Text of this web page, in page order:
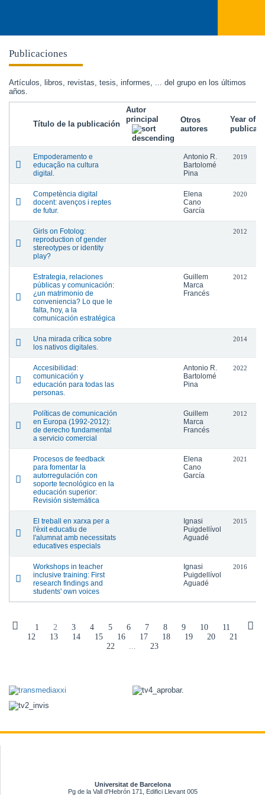
Publicaciones
Artículos, libros, revistas, tesis, informes, ... del grupo en los últimos
años.
Título de la publicación
Autor
principal
Otros
autores
Year of
Empoderamento e
educação na cultura
digital.
Antonio R.
Bartolomé
Pina
2019
Competència digital
docent: avenços i reptes
de futur.
Elena
Cano
García
2020
Girls on Fotolog:
reproduction of gender
stereotypes or identity
play?
2012
Estrategia, relaciones
públicas y comunicación:
¿un matrimonio de
conveniencia? Lo que le
falta, hoy, a la
comunicación estratégica
Guillem
Marca
Francés
2012
Una mirada crítica sobre
los nativos digitales.
2014
Accesibilidad:
comunicación y
educación para todas las
personas.
Antonio R.
Bartolomé
Pina
2022
Políticas de comunicación
en Europa (1992-2012):
de derecho fundamental
a servicio comercial
Guillem
Marca
Francés
2012
Procesos de feedback
para fomentar la
autorregulación con
soporte tecnológico en la
educación superior:
Revisión sistemática
Elena
Cano
García
2021
El treball en xarxa per a
l'èxit educatiu de
l'alumnat amb necessitats
educatives especials
Ignasi
Puigdellívol
Aguadé
2015
Workshops in teacher
inclusive training: First
research findings and
students' own voices
Ignasi
Puigdellívol
Aguadé
2016
1 2 3 4 5 6 7 8 9 10
11
12
13 14 15 16 17 18 19 20
21
22
... 23
Universitat de Barcelona
Pg de la Vall d'Hebrón 171, Edifici Llevant 005